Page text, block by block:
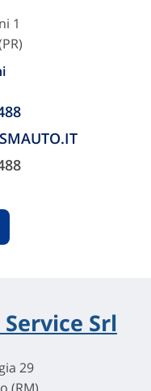
1
Service Srl
29